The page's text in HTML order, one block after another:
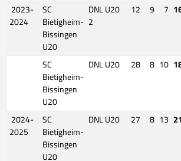
2023-
2024
SC
Bietigheim-
Bissingen
U20
DNL U20
2
12 9 7
SC
Bietigheim-
Bissingen
U20
DNL U20 28 8 10
2024-
2025
SC
Bietigheim-
Bissingen
U20
DNL U20 27 8 13 21